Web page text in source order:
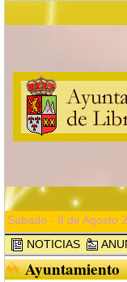
Sabado - 8 de Agosto
NOTICIAS
Ayuntamiento